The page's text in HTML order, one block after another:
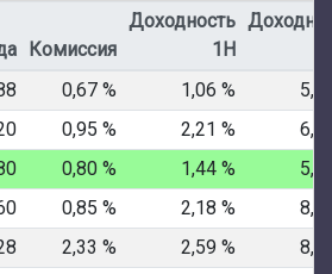
Комиссия
Доходность
1Н
0,67 % 1,06 %
0,95 % 2,21 %
0,80 % 1,44 %
0,85 % 2,18 %
2,33 % 2,59 %